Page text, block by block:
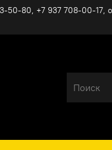
50-80, ‪+7 937 708-00-17,